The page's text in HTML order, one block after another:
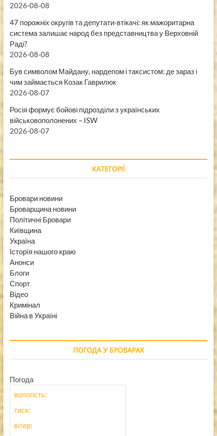
2026-08-08
47 порожніх округів та депутати-втікачі: як мажоритарна
система залишає народ без представництва у Верховній
Раді?
2026-08-08
Був символом Майдану, нардепом і таксистом: де зараз і
чим займається Козак Гаврилюк
2026-08-07
Росія формує бойові підрозділи з українських
військовополонених – ISW
2026-08-07
КАТЕГОРІЇ
Бровари новини
Броварщина новини
Політичні Бровари
Київщина
Україна
Історїя нашого краю
Анонси
Блоги
Спорт
Відео
Кримінал
Війна в Україні
ПОГОДА У БРОВАРАХ
Погода
вологість:
тиск:
вітер: